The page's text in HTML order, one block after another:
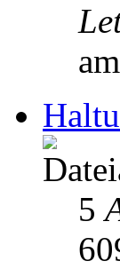
5